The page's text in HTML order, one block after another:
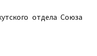
отдела Союза